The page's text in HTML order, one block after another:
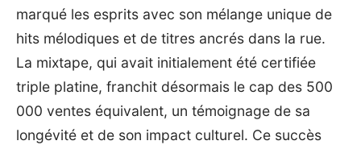
marqué les esprits avec son mélange unique de
hits mélodiques et de titres ancrés dans la rue.
La mixtape, qui avait initialement été certifiée
triple platine, franchit désormais le cap des 500
000 ventes équivalent, un témoignage de sa
longévité et de son impact culturel. Ce succès